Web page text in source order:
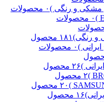
مشکی و رنگی )۰ محصولات
۰ محصولات
و رنگی)۱۸۱ محصول
)۰ محصولات
)۲۶ محصول
۲ محصول
۲۰ محصول
۱۶ محصول